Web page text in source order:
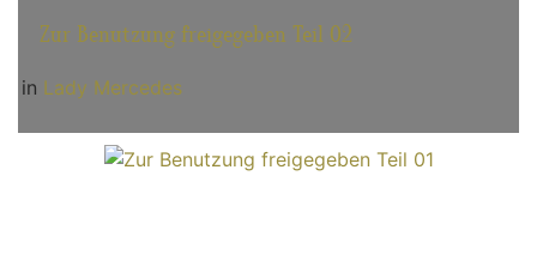
Zur Benutzung freigegeben Teil 02
in Lady Mercedes